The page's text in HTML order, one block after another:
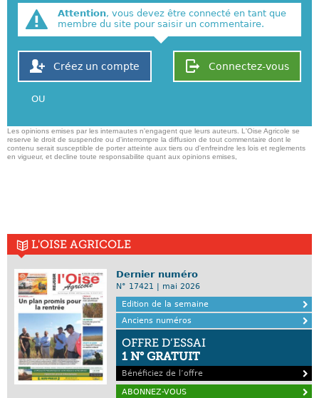
Attention, vous devez être connecté en tant que
membre du site pour saisir un commentaire.
Connectez-vous
Créez un compte
OU
Les opinions emises par les internautes n'engagent que leurs auteurs. L'Oise Agricole se
reserve le droit de suspendre ou d'interrompre la diffusion de tout commentaire dont le
contenu serait susceptible de porter atteinte aux tiers ou d'enfreindre les lois et reglements
en vigueur, et decline toute responsabilite quant aux opinions emises,
L'OISE AGRICOLE
Dernier numéro
N° 17421 | mai 2026
Edition de la semaine
Anciens numéros
OFFRE D’ESSAI
1 N° GRATUIT
Bénéficiez de l’offre
ABONNEZ-VOUS